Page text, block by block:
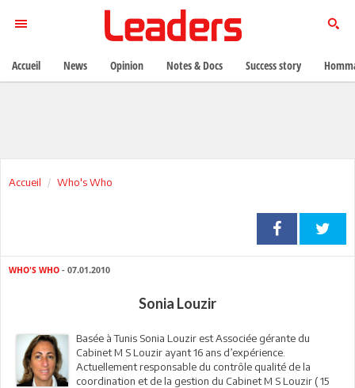
Accueil Who's Who
WHO'S WHO - 07.01.2010
Sonia Louzir
Basée à Tunis Sonia Louzir est Associée gérante du
Cabinet M S Louzir ayant 16 ans d’expérience.
Actuellement responsable du contrôle qualité de la
coordination et de la gestion du Cabinet M S Louzir ( 15
Accueil News Opinion Notes & Docs Success story